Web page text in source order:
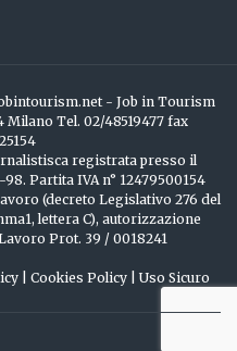
- Job in Tourism
Milano Tel. 02/48519477 fax
registrata presso il
Partita IVA n° 12479500154
(decreto Legislativo 276 del
lettera C), autorizzazione
Prot. 39 / 0018241
Cookies Policy Uso Sicuro